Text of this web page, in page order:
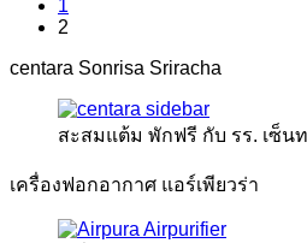
1
2
centara Sonrisa Sriracha
สะสมแต้ม พักฟรี กับ รร. เซ็น
เครื่องฟอกอากาศ แอร์เพียวร่า